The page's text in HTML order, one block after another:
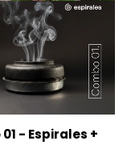
- Espirales +